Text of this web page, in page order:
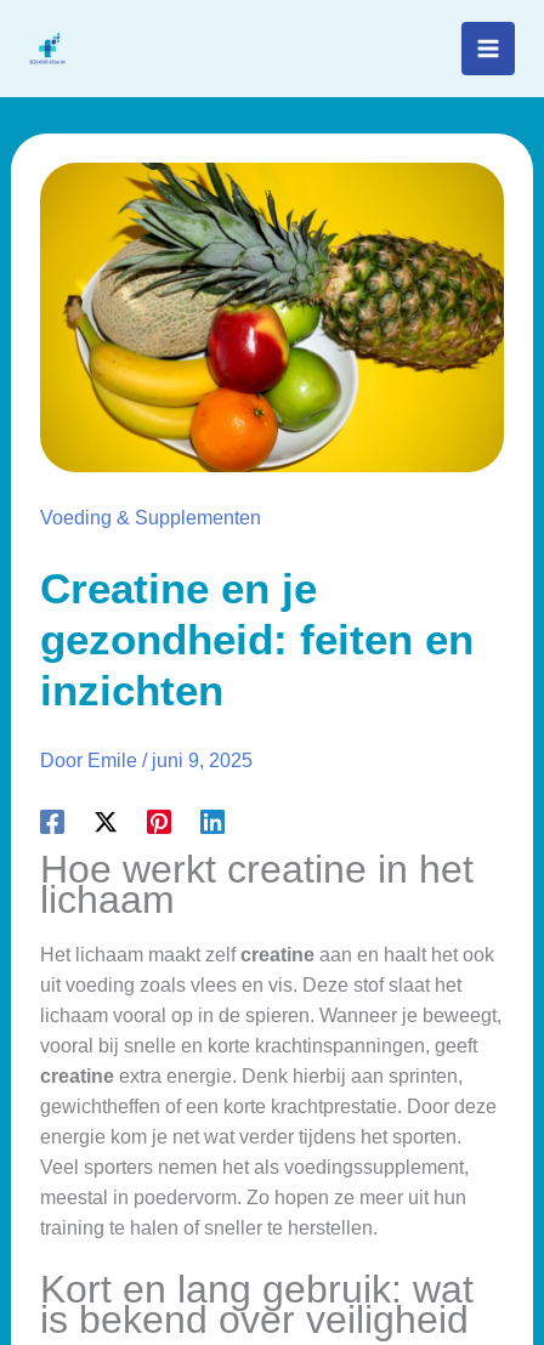
Voeding & Supplementen
Creatine en je
gezondheid: feiten en
inzichten
Door Emile / juni 9, 2025
Hoe werkt creatine in het
lichaam
Het lichaam maakt zelfcreatineaan en haalt het ook
uit voeding zoals vlees en vis. Deze stof slaat het
lichaam vooral op in de spieren. Wanneer je beweegt,
vooral bij snelle en korte krachtinspanningen, geeft
creatineextra energie. Denk hierbij aan sprinten,
gewichtheffen of een korte krachtprestatie. Door deze
energie kom je net wat verder tijdens het sporten.
Veel sporters nemen het als voedingssupplement,
meestal in poedervorm. Zo hopen ze meer uit hun
training te halen of sneller te herstellen.
Kort en lang gebruik: wat
is bekend over veiligheid